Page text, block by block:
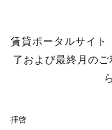
賃貸ポータルサイト
了および最終月の
拝啓